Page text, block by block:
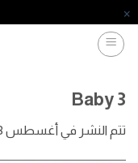
تخطي
للمحتوى
Baby 3
تتم النشر في أغسطس 3, 2022